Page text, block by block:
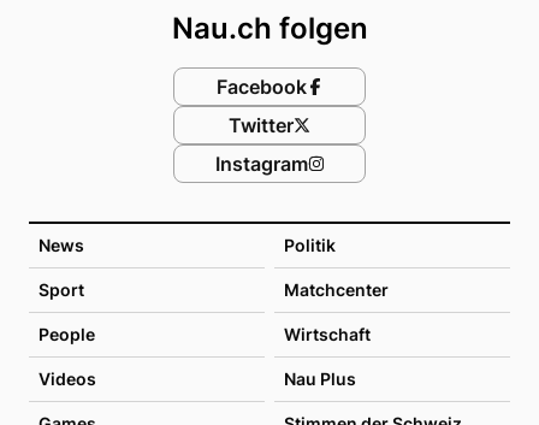
News Politik
Sport Matchcenter
People Wirtschaft
Videos Nau Plus
Nau.ch folgen
Facebook
Twitter
Instagram